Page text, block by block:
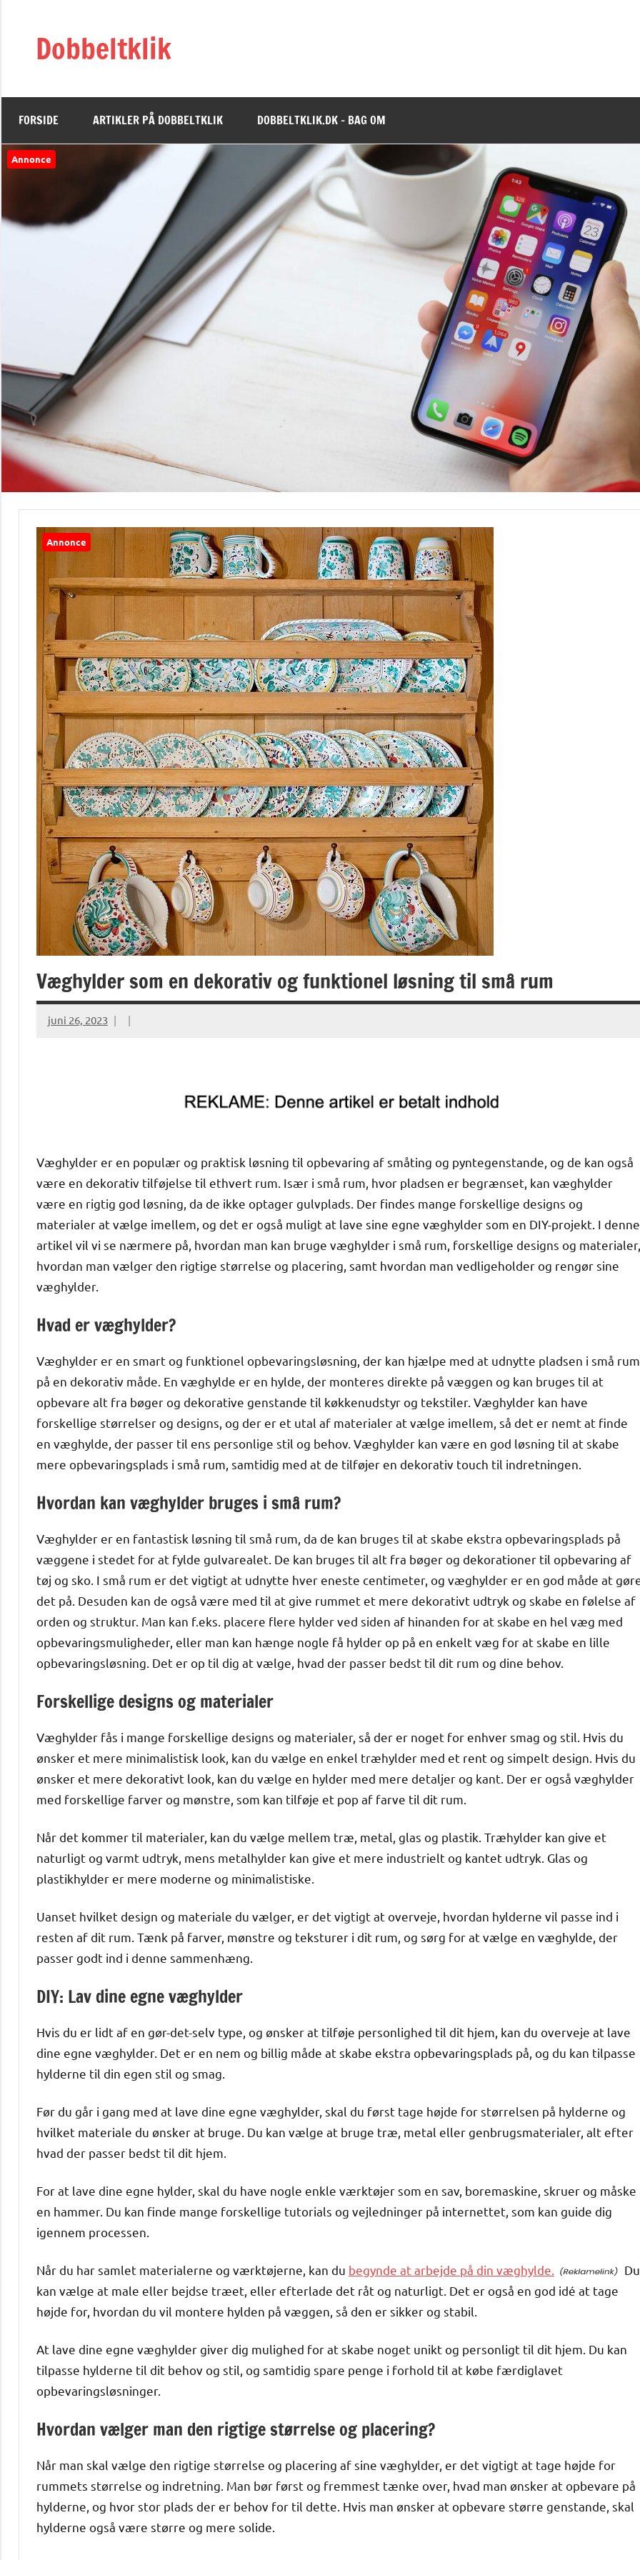
Dobbeltklik
FORSIDE ARTIKLER PÅ DOBBELTKLIK DOBBELTKLIK.DK – BAG OM
Annonce
Annonce
Væghylder som en dekorativ og funktionel løsning til små rum
juni 26, 2023
Væghylder er en populær og praktisk løsning til opbevaring af småting og pyntegenstande, og de kan også
være en dekorativ tilføjelse til ethvert rum. Især i små rum, hvor pladsen er begrænset, kan væghylder
være en rigtig god løsning, da de ikke optager gulvplads. Der findes mange forskellige designs og
materialer at vælge imellem, og det er også muligt at lave sine egne væghylder som en DIY-projekt. I denne
artikel vil vi se nærmere på, hvordan man kan bruge væghylder i små rum, forskellige designs og materialer,
hvordan man vælger den rigtige størrelse og placering, samt hvordan man vedligeholder og rengør sine
væghylder.
Hvad er væghylder?
Væghylder er en smart og funktionel opbevaringsløsning, der kan hjælpe med at udnytte pladsen i små rum
på en dekorativ måde. En væghylde er en hylde, der monteres direkte på væggen og kan bruges til at
opbevare alt fra bøger og dekorative genstande til køkkenudstyr og tekstiler. Væghylder kan have
forskellige størrelser og designs, og der er et utal af materialer at vælge imellem, så det er nemt at finde
en væghylde, der passer til ens personlige stil og behov. Væghylder kan være en god løsning til at skabe
mere opbevaringsplads i små rum, samtidig med at de tilføjer en dekorativ touch til indretningen.
Hvordan kan væghylder bruges i små rum?
Væghylder er en fantastisk løsning til små rum, da de kan bruges til at skabe ekstra opbevaringsplads på
væggene i stedet for at fylde gulvarealet. De kan bruges til alt fra bøger og dekorationer til opbevaring af
tøj og sko. I små rum er det vigtigt at udnytte hver eneste centimeter, og væghylder er en god måde at
det på. Desuden kan de også være med til at give rummet et mere dekorativt udtryk og skabe en følelse af
orden og struktur. Man kan f.eks. placere flere hylder ved siden af hinanden for at skabe en hel væg med
opbevaringsmuligheder, eller man kan hænge nogle få hylder op på en enkelt væg for at skabe en lille
opbevaringsløsning. Det er op til dig at vælge, hvad der passer bedst til dit rum og dine behov.
Forskellige designs og materialer
Væghylder fås i mange forskellige designs og materialer, så der er noget for enhver smag og stil. Hvis du
ønsker et mere minimalistisk look, kan du vælge en enkel træhylder med et rent og simpelt design. Hvis du
ønsker et mere dekorativt look, kan du vælge en hylder med mere detaljer og kant. Der er også væghylder
med forskellige farver og mønstre, som kan tilføje et pop af farve til dit rum.
Når det kommer til materialer, kan du vælge mellem træ, metal, glas og plastik. Træhylder kan give et
naturligt og varmt udtryk, mens metalhylder kan give et mere industrielt og kantet udtryk. Glas og
plastikhylder er mere moderne og minimalistiske.
Uanset hvilket design og materiale du vælger, er det vigtigt at overveje, hvordan hylderne vil passe ind i
resten af dit rum. Tænk på farver, mønstre og teksturer i dit rum, og sørg for at vælge en væghylde, der
passer godt ind i denne sammenhæng.
DIY: Lav dine egne væghylder
Hvis du er lidt af en gør-det-selv type, og ønsker at tilføje personlighed til dit hjem, kan du overveje at lave
dine egne væghylder. Det er en nem og billig måde at skabe ekstra opbevaringsplads på, og du kan tilpasse
hylderne til din egen stil og smag.
Før du går i gang med at lave dine egne væghylder, skal du først tage højde for størrelsen på hylderne og
hvilket materiale du ønsker at bruge. Du kan vælge at bruge træ, metal eller genbrugsmaterialer, alt efter
hvad der passer bedst til dit hjem.
For at lave dine egne hylder, skal du have nogle enkle værktøjer som en sav, boremaskine, skruer og måske
en hammer. Du kan finde mange forskellige tutorials og vejledninger på internettet, som kan guide dig
igennem processen.
Når du har samlet materialerne og værktøjerne, kan du begynde at arbejde på din væghylde.
Du
kan vælge at male eller bejdse træet, eller efterlade det råt og naturligt. Det er også en god idé at tage
højde for, hvordan du vil montere hylden på væggen, så den er sikker og stabil.
At lave dine egne væghylder giver dig mulighed for at skabe noget unikt og personligt til dit hjem. Du kan
tilpasse hylderne til dit behov og stil, og samtidig spare penge i forhold til at købe færdiglavet
opbevaringsløsninger.
Hvordan vælger man den rigtige størrelse og placering?
Når man skal vælge den rigtige størrelse og placering af sine væghylder, er det vigtigt at tage højde for
rummets størrelse og indretning. Man bør først og fremmest tænke over, hvad man ønsker at opbevare på
hylderne, og hvor stor plads der er behov for til dette. Hvis man ønsker at opbevare større genstande, skal
hylderne også være større og mere solide.